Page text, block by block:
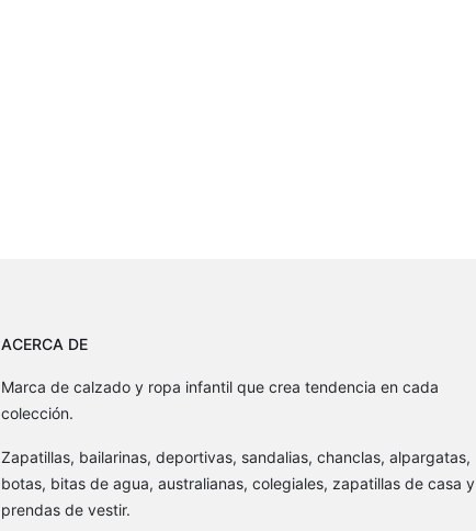
ACERCA DE
Marca de calzado y ropa infantil que crea tendencia en cada
colección.
Zapatillas, bailarinas, deportivas, sandalias, chanclas, alpargatas,
botas, bitas de agua, australianas, colegiales, zapatillas de casa y
prendas de vestir.